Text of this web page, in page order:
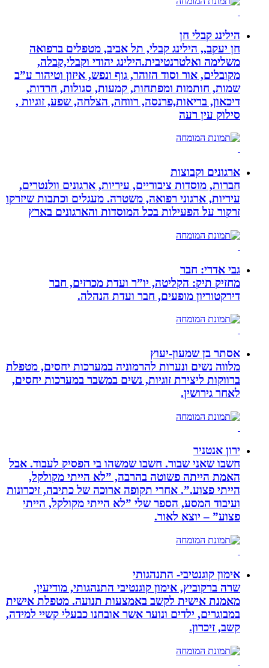
הילינג קבלי חן
חן יעקב,, הילינג קבלי, תל אביב, מטפלים ברפואה
משלימה ואלטרנטיבית.הילינג יהודי וקבלי,קבלה,
מקובלים, אור וסוד הזוהר, גוף ונפש, איזון וטיהור ע”ב
שמות, חותמות ומפתחות, קמעות, סגולות, חרדות,
דיכאון, בריאות,פרנסה, רווחה, הצלחה, שפע, זוגיות ,
סילוק עין רעה
ארגונים וקבוצות
חברות, מוסדות ציבוריים, עיריות, ארגונים וולנטרים,
עיריות, ארגוני רפואה, משטרה. מעגלים וכתבות שיזרקו
זרקור על הפעילות בכל המוסדות והארגונים בארץ
גבי אדרי: חבר
מחזיק תיק: הקליטה, יו”ר ועדת מכרזים, חבר
דירקטוריון מופעים, חבר ועדת הנהלה.
אסתר בן שמעון-יעוץ
מלווה נשים ונערות להרמוניה במערכות יחסים, מטפלת
ברווקות ליצירת זוגיות, נשים במשבר במערכות יחסים,
לאחר גירושין.
ירון אנטניר
חשבו שאני שבור. חשבו שמשהו בי הפסיק לעבוד. אבל
האמת הייתה פשוטה בהרבה, ”לא הייתי מקולקל,
הייתי פצוע.”. אחרי תקופה ארוכה של כתיבה, זיכרונות
ועיבוד המסע, הספר שלי ”לא הייתי מקולקל, הייתי
פצוע” – יוצא לאור.
אימון קוגנטיבי- התנהגותי
שרה ברקוביץ, אימון קוגנטיבי התנהגותי, מודיעין,
מאמנת אישית לקשב באמצעות תנועה. מטפלת אישית
במבוגרים, ילדים ונוער אשר אובחנו כבעלי קשיי למידה,
קשב, זיכרון.